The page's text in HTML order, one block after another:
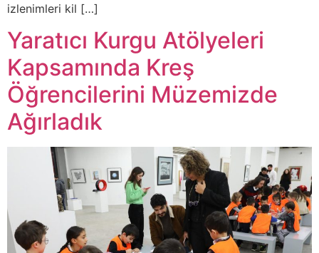
izlenimleri kil […]
Yaratıcı Kurgu Atölyeleri
Kapsamında Kreş
Öğrencilerini Müzemizde
Ağırladık